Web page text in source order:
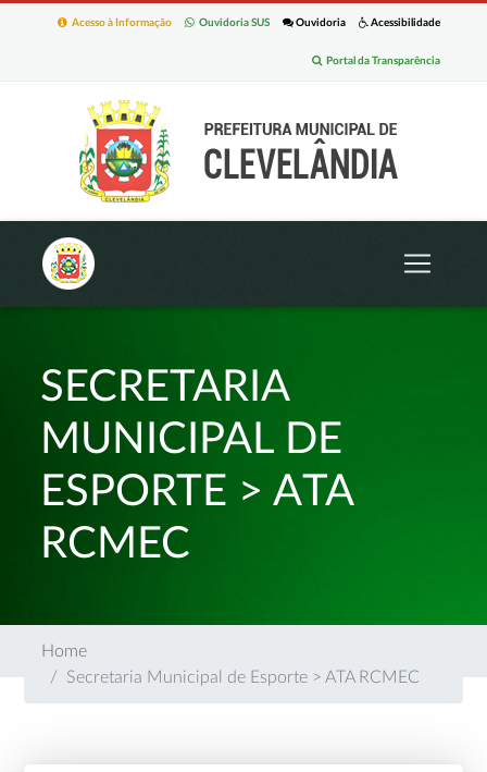
Acessibilidade
Ouvidoria
Ouvidoria SUS
Acesso à Informação
Portal da Transparência
SECRETARIA
MUNICIPAL DE
ESPORTE > ATA
RCMEC
Home
Secretaria Municipal de Esporte > ATA RCMEC